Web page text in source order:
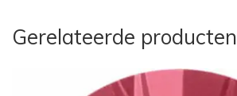
Gerelateerde producten